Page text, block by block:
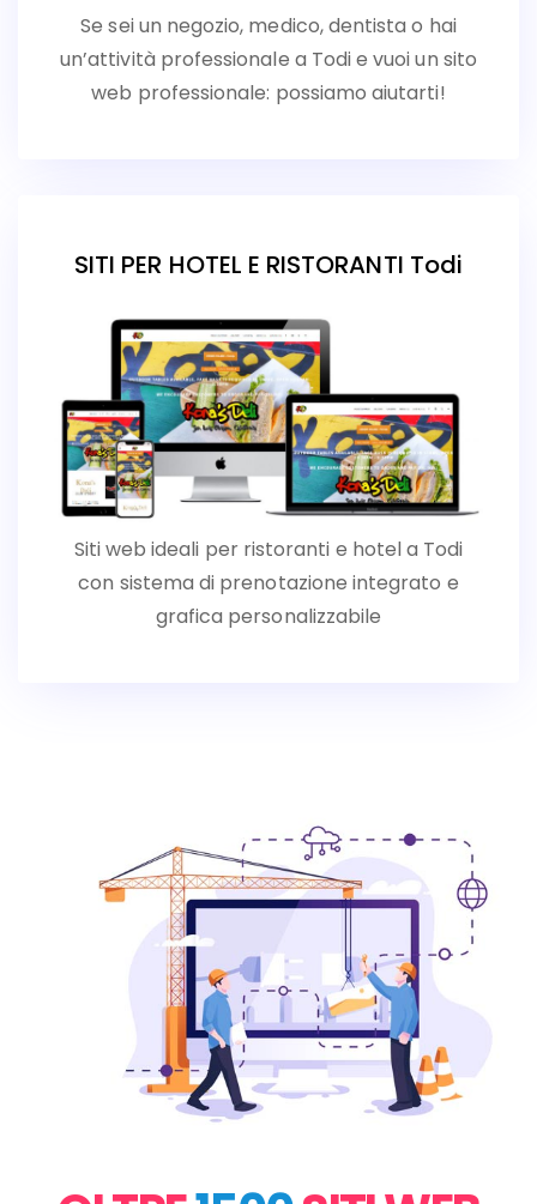
Se sei un negozio, medico, dentista o hai
un’attività professionale a Todi e vuoi un sito
web professionale: possiamo aiutarti!
SITI PER HOTEL E RISTORANTI Todi
Siti web ideali per ristoranti e hotel a Todi
con sistema di prenotazione integrato e
grafica personalizzabile